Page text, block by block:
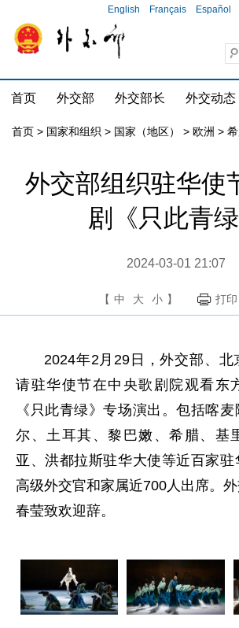
English Français Español
首页 外交部 外交部长 外交动态
首页 > 国家和组织 > 国家（地区） > 欧洲 >
外交部组织驻华使
剧《只此青绿
2024-03-01 21:07
【 中 大 小 】 打印
2024年2月29日，外交部、北
请驻华使节在中央歌剧院观看东
《只此青绿》专场演出。包括喀
尔、土耳其、黎巴嫩、希腊、基
亚、洪都拉斯驻华大使等近百家驻
高级外交官和家属近700人出席。
春莹致欢迎辞。